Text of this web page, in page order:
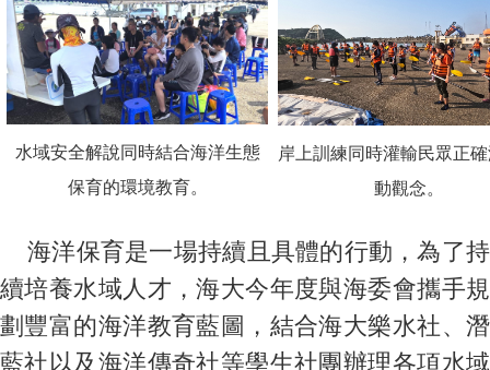
水域安全解說同時結合海洋生態
保育的環境教育。
岸上訓練同時灌輸民眾正
動觀念。
海洋保育是一場持續且具體的行動，為了持
續培養水域人才，海大今年度與海委會攜手規
劃豐富的海洋教育藍圖，結合海大樂水社、潛
藍社以及海洋傳奇社等學生社團辦理各項水域